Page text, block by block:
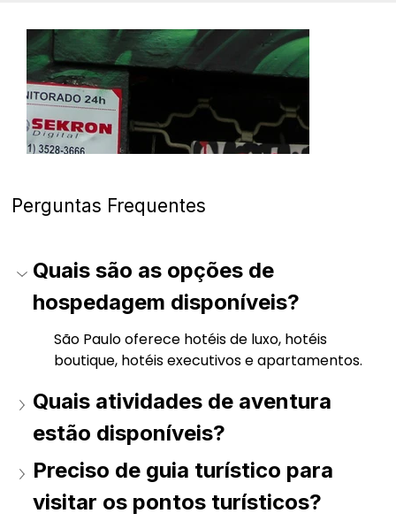
Perguntas Frequentes
Quais são as opções de
hospedagem disponíveis?
São Paulo oferece hotéis de luxo, hotéis
boutique, hotéis executivos e apartamentos.
Quais atividades de aventura
estão disponíveis?
Preciso de guia turístico para
visitar os pontos turísticos?